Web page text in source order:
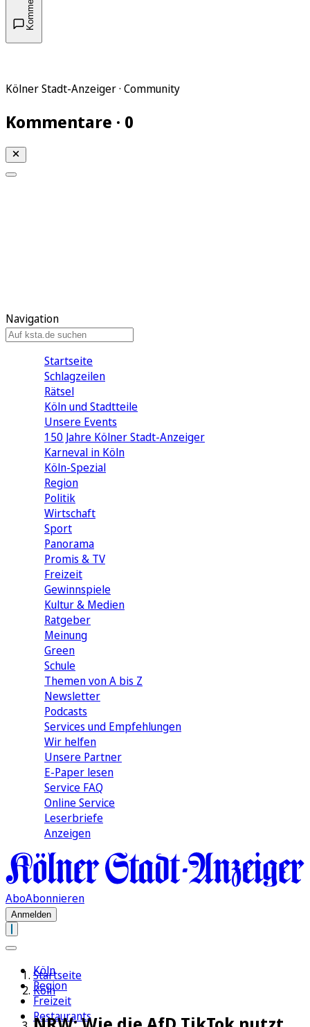
Kölner Stadt-Anzeiger · Community
Kommentare · 0
Navigation
Startseite
Schlagzeilen
Rätsel
Köln und Stadtteile
Unsere Events
150 Jahre Kölner Stadt-Anzeiger
Karneval in Köln
Köln-Spezial
Region
Politik
Wirtschaft
Sport
Panorama
Promis & TV
Freizeit
Gewinnspiele
Kultur & Medien
Ratgeber
Meinung
Green
Schule
Themen von A bis Z
Newsletter
Podcasts
Services und Empfehlungen
Wir helfen
Unsere Partner
E-Paper lesen
Service FAQ
Online Service
Leserbriefe
Anzeigen
AboAbonnieren
Anmelden
Köln
Region
Freizeit
Restaurants
Startseite
Köln